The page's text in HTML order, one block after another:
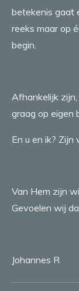
betekenis gaat
reeks maar op
begin.
Afhankelijk
graag op eigen
En u en ik?
Van Hem zijn
Gevoelen wij
Johannes R